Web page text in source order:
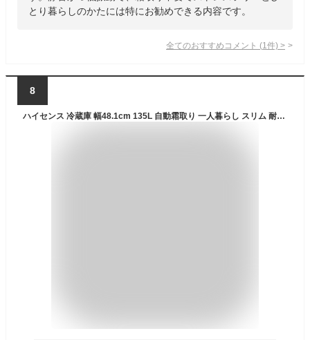
とり暮らしのかたには特にお勧めできる内容です。
全てのおすすめコメント (1 件) >
8
ハイセンス 冷蔵庫 幅48.1cm 135L 自動霜取り 一人暮らし スリム 耐熱天板 静音 右開き 2ドア コンパクト HR-D13K5W ホワイト